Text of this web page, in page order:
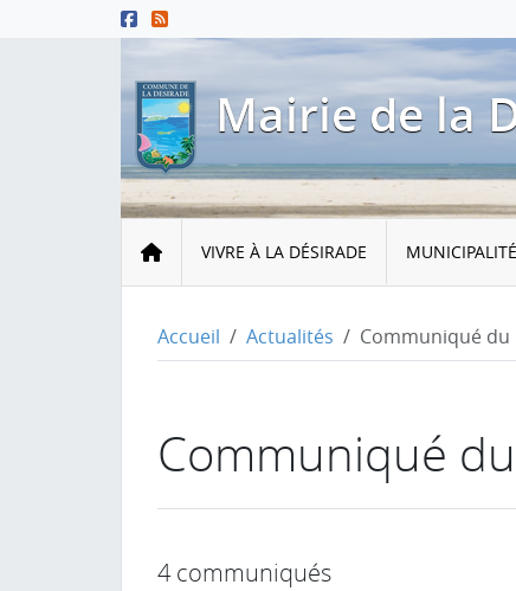
Menu principal
Contenu principal
Mairie de la
AccueilVIVRE À LA DÉSIRADE MUNICIPALITÉ
Accueil Actualités Communiqué du
Communiqué
4 communiqués